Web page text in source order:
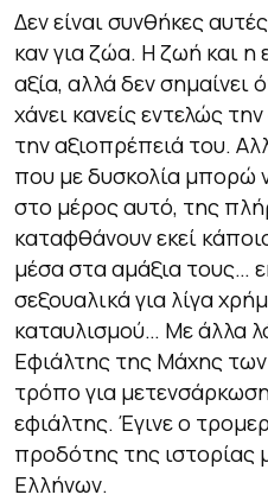
Δεν είναι συνθήκες
καν για ζώα. Η ζωή και η
αξία, αλλά δεν σημαίνει
χάνει κανείς εντελώς
την αξιοπρέπειά του.
που με δυσκολία μπορώ
στο μέρος αυτό, της
καταφθάνουν εκεί
μέσα στα αμάξια τους…
σεξουαλικά για λίγα
καταυλισμού… Με άλλα
Εφιάλτης της Μάχης
τρόπο για
εφιάλτης. Έγινε ο
προδότης της ιστορίας
Ελλήνων.